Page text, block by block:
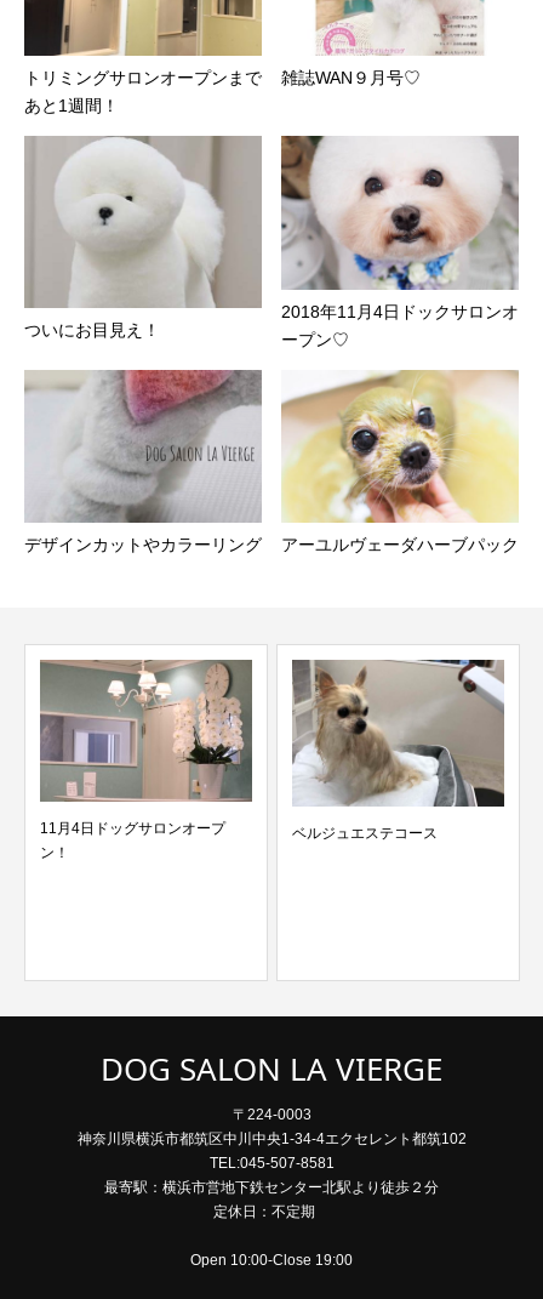
トリミングサロンオープンまで
あと1週間！
雑誌WAN９月号♡
ついにお目見え！
2018年11月4日ドックサロンオ
ープン♡
デザインカットやカラーリング アーユルヴェーダハーブパック
11月4日ドッグサロンオープ
ン！
ベルジュエステコース
DOG SALON LA VIERGE
〒224-0003
神奈川県横浜市都筑区中川中央1-34-4エクセレント都筑102
TEL:045-507-8581
最寄駅：横浜市営地下鉄センター北駅より徒歩２分
定休日：不定期
Open 10:00-Close 19:00